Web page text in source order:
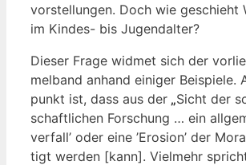
vor­stel­lun­gen. Doch wie geschieht
im Kin­des- bis Jugendalter?
Die­ser Fra­ge wid­met sich der
mel­band anhand eini­ger Bei­spie­le.
punkt ist, dass aus der „Sicht der
schaft­li­chen For­schung … ein
ver­fall’ oder eine ’Ero­si­on’ der
tigt wer­den [kann]. Viel­mehr